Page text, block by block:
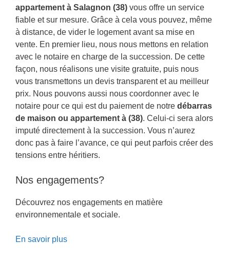
appartement à Salagnon (38) vous offre un service
fiable et sur mesure. Grâce à cela vous pouvez, même
à distance, de vider le logement avant sa mise en
vente. En premier lieu, nous nous mettons en relation
avec le notaire en charge de la succession. De cette
façon, nous réalisons une visite gratuite, puis nous
vous transmettons un devis transparent et au meilleur
prix. Nous pouvons aussi nous coordonner avec le
notaire pour ce qui est du paiement de notre débarras
de maison ou appartement à (38). Celui-ci sera alors
imputé directement à la succession. Vous n’aurez
donc pas à faire l’avance, ce qui peut parfois créer des
tensions entre héritiers.
Nos engagements?
Découvrez nos engagements en matière
environnementale et sociale.
En savoir plus